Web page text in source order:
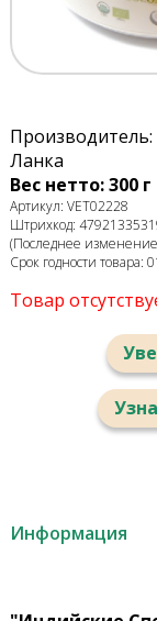
Ланка
Вес нетто: 300 г
Артикул: VET02228
Штрихкод:
(Последнее
Срок годности товара:
Товар
Информация